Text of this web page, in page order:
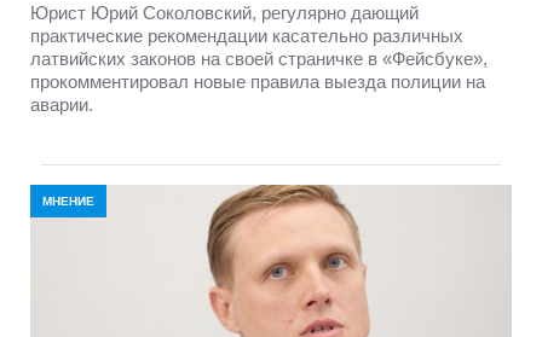
Юрист Юрий Соколовский, регулярно дающий
практические рекомендации касательно различных
латвийских законов на своей страничке в «Фейсбуке»,
прокомментировал новые правила выезда полиции на
аварии.
МНЕНИЕ